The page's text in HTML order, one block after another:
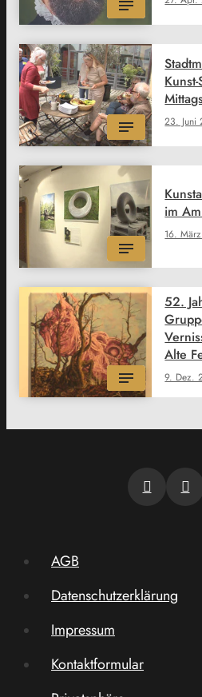
23. Juni
16.
im
9. Dez.
52.
Alte
AGB
Datenschutzerklärung
Impressum
Kontaktformular